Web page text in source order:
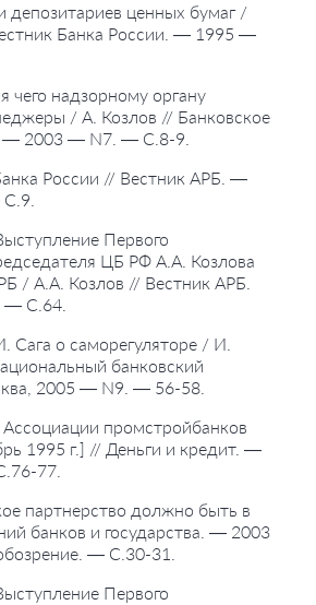
депозитариев ценных бумаг /
Банка России. — 1995 —
чего надзорному органу
/ А. Козлов // Банковское
— 2003 — N7. — С.8-9.
России // Вестник АРБ. —
Первого
ЦБ РФ А.А. Козлова
/ А.А. Козлов // Вестник АРБ.
С.64.
Сага о саморегуляторе / И.
банковский
2005 — N9. — 56-58.
промстройбанков
1995 г.] // Деньги и кредит. —
77.
партнерство должно быть в
банков и государства. — 2003
— С.30-31.
Первого